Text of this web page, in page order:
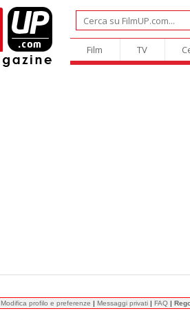
Film TV
Modifica profilo e preferenze | Messaggi privati | FAQ |